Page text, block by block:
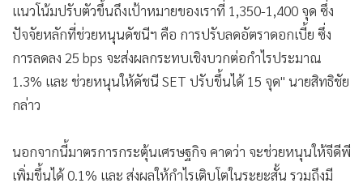
แนวโน้มปรับตัวขึ้นถึงเป้าหมายของเราที่ 1,350-1,400 จุด ซึ่ง
ปัจจัยหลักที่ช่วยหนุนดัชนีฯ คือ การปรับลดอัตราดอกเบี้ย ซึ่ง
การลดลง 25 bps จะส่งผลกระทบเชิงบวกต่อกําไรประมาณ
1.3% และ ช่วยหนุนให้ดัชนี SET ปรับขึ้นได้ 15 จุด" นายสิทธิชัย
กล่าว
นอกจากนี้มาตรการกระตุ้นเศรษฐกิจ คาดว่า จะช่วยหนุนให้จีดีพี
เพิ่มขึ้นได้ 0.1% และ ส่งผลให้กำไรเติบโตในระยะสั้น รวมถึงมี